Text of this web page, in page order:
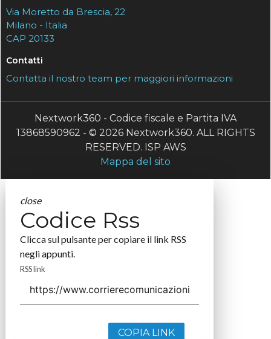
Via Moretto da Brescia, 22
Milano - Italia
CAP 20133
Contatti
Contatta il nostro team per maggiori informazioni
Nextwork360 - Codice fiscale e Partita IVA
13868590962 - © 2026 Nextwork360. ALL RIGHTS
RESERVED. ISP AWS
Mappa del sito
close
Codice Rss
Clicca sul pulsante per copiare il link RSS
negli appunti.
RSS link
COPIA LINK